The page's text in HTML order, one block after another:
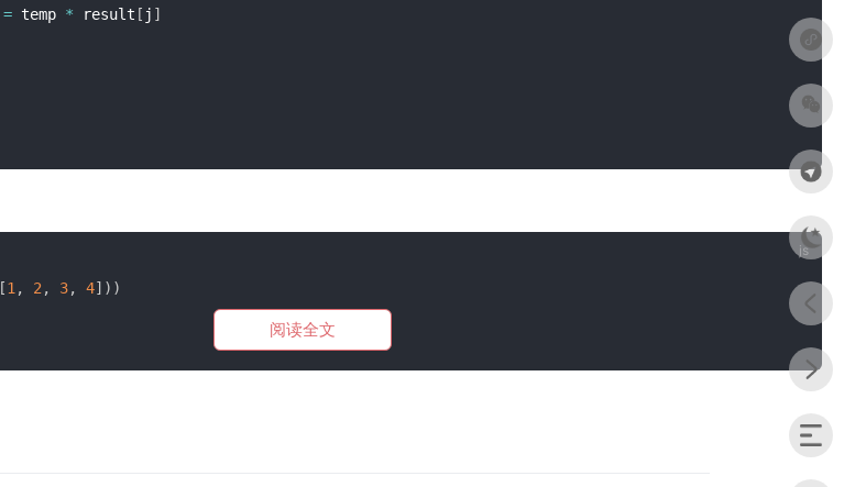
= temp * result [ j ]
[1 , 2 , 3, 4] ) )
阅读全文